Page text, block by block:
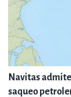
Navitas
saqueo